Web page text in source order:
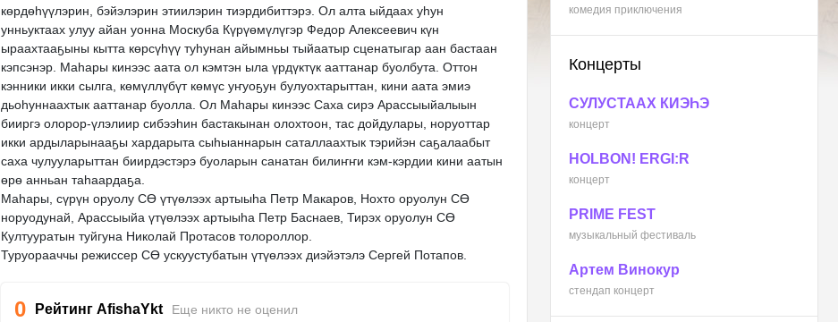
көрдөһүүлэрин, бэйэлэрин этиилэрин тиэрдибиттэрэ. Ол алта ыйдаах уһун
унньуктаах улуу айан уонна Москуба Күрүөмүлүгэр Федор Алексеевич күн
ыраахтааҕыны кытта көрсүһүү туһунан айымньы тыйаатыр сценатыгар аан бастаан
кэпсэнэр. Маһары кинээс аата ол кэмтэн ыла үрдүктүк ааттанар буолбута. Оттон
кэнники икки сылга, көмүллүбүт көмүс уҥуоҕун булуохтарыттан, кини аата эмиэ
дьоһуннаахтык ааттанар буолла. Ол Маһары кинээс Саха сирэ Арассыыйалыын
бииргэ олорор-үлэлиир сибээһин бастакынан олохтоон, тас дойдулары, норуоттар
икки ардыларынааҕы хардарыта сыһыаннарын саталлаахтык тэрийэн саҕалаабыт
саха чулууларыттан биирдэстэрэ буоларын санатан билиҥҥи кэм-кэрдии кини аатын
өрө анньан таһаардаҕа.
​Маһары, сүрүн оруолу СӨ үтүөлээх артыыһа Петр Макаров, Нохто оруолун СӨ
норуодунай, Арассыыйа үтүөлээх артыыһа Петр Баснаев, Тирэх оруолун СӨ
Култууратын туйгуна Николай Протасов толороллор.
Туруорааччы режиссер СӨ ускуустубатын үтүөлээх диэйэтэлэ Сергей Потапов.
0 Рейтинг AfishaYkt Еще никто не оценил
комедия приключения
Концерты
СУЛУСТААХ КИЭҺЭ
концерт
HOLBON! ERGI:R
концерт
PRIME FEST
музыкальный фестиваль
Артем Винокур
стендап концерт